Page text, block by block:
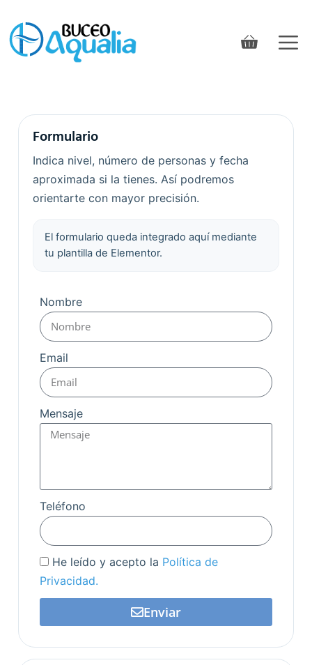
Formulario
Indica nivel, número de personas y fecha
aproximada si la tienes. Así podremos
orientarte con mayor precisión.
El formulario queda integrado aquí mediante
tu plantilla de Elementor.
Nombre
Email
Mensaje
Teléfono
He leído y acepto la Política de
Privacidad.
Enviar